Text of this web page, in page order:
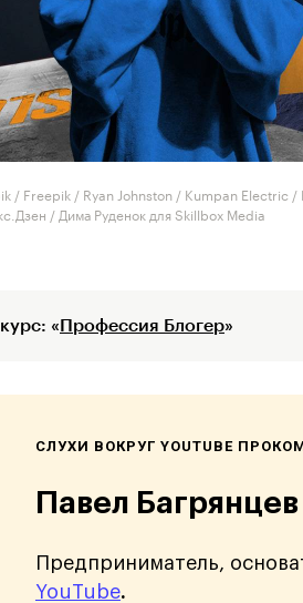
/ Freepik / Ryan Johnston / Kumpan Electric
/ Дима Руденок для Skillbox Media
« Профессия Блогер»
СЛУХИ ВОКРУГ YOUTUBE
Павел Багрянцев
Предприниматель,
YouTube.